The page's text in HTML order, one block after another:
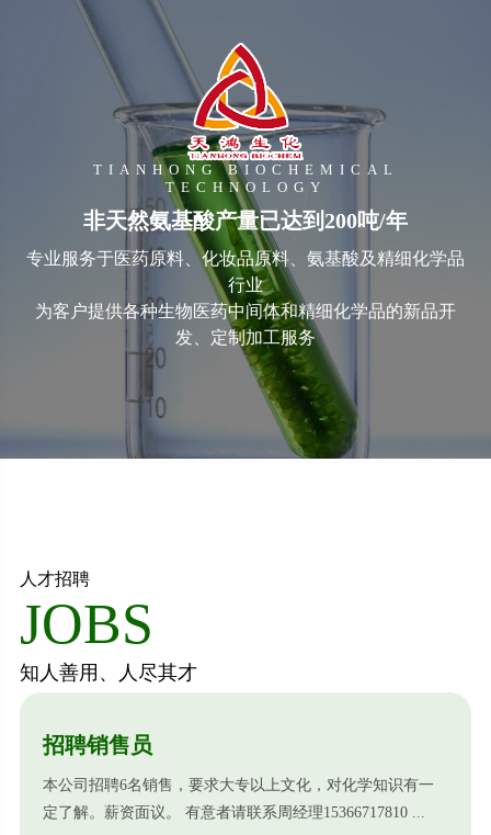
TIANHONG BIOCHEMICAL
TECHNOLOGY
非天然氨基酸产量已达到200吨/年
专业服务于医药原料、化妆品原料、氨基酸及精细化学品
行业
为客户提供各种生物医药中间体和精细化学品的新品开
发、定制加工服务
人才招聘
JOBS
知人善用、人尽其才
招聘销售员
本公司招聘6名销售，要求大专以上文化，对化学知识有一
定了解。薪资面议。 有意者请联系周经理15366717810 ...